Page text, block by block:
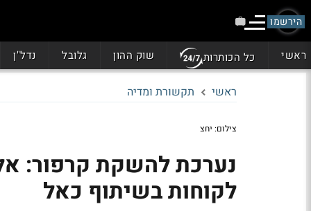
הירשמו
ראשי כל הכותרות שוק ההון גלובל נדל"ן
ראשי תקשורת ומדיה
צילום: יחצ
נערכת להשקת קרפור:
לקוחות בשיתוף כאל